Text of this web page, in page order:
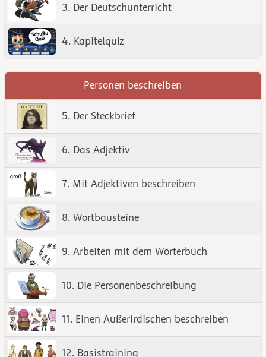
3. Der Deutschunterricht
4. Kapitelquiz
Personen beschreiben
5. Der Steckbrief
6. Das Adjektiv
7. Mit Adjektiven beschreiben
8. Wortbausteine
9. Arbeiten mit dem Wörterbuch
10. Die Personenbeschreibung
11. Einen Außerirdischen beschreiben
12. Basistraining